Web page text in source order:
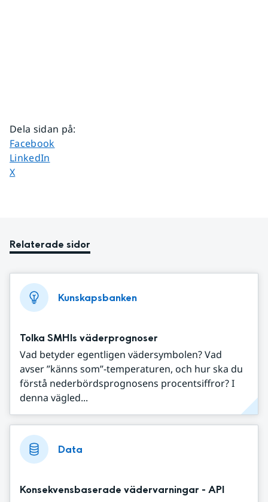
Dela sidan på:
Dela sidan på
Facebook
Dela sidan på
LinkedIn
Dela sidan på
X
Relaterade sidor
Kunskapsbanken
Tolka SMHIs väderprognoser
Vad betyder egentligen vädersymbolen? Vad
avser ”känns som”-temperaturen, och hur ska du
förstå nederbördsprognosens procentsiffror? I
denna vägled...
Data
Konsekvensbaserade vädervarningar - API